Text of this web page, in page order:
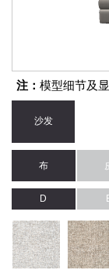
注： 模型细节及
沙发
布
D